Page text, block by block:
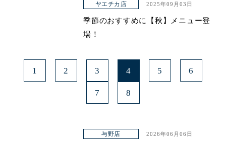
ヤエチカ店 2025年09月03日
季節のおすすめに【秋】メニュー登
場！
1 2 3 4 5 6
7 8
与野店 2026年06月06日